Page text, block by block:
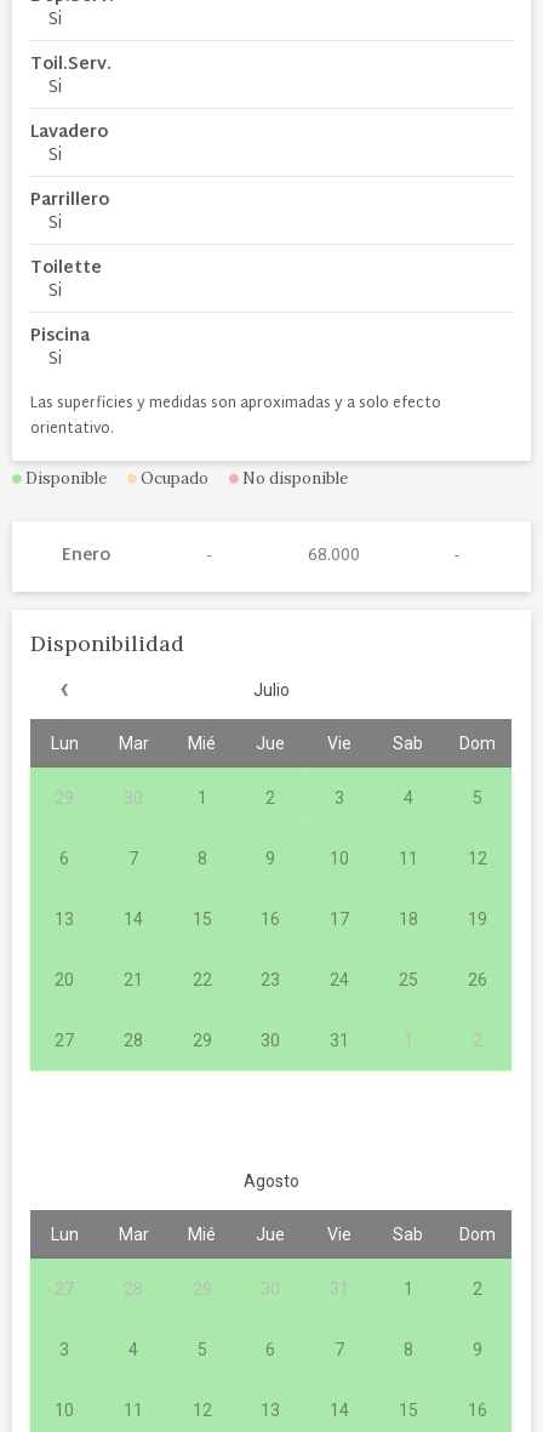
Si
Toil.Serv.
Si
Lavadero
Si
Parrillero
Si
Toilette
Si
Piscina
Si
Las superficies y medidas son aproximadas y a solo efecto
orientativo.
Disponible Ocupado No disponible
Enero 68.000
Disponibilidad
‹ Julio
Lun Mar Mié Jue Vie Sab Dom
29 30 1 2 3 4 5
6 7 8 9 10 11 12
13 14 15 16 17 18 19
20 21 22 23 24 25 26
27 28 29 30 31 1 2
Agosto
Lun Mar Mié Jue Vie Sab Dom
27 28 29 30 31 1 2
3 4 5 6 7 8 9
10 11 12 13 14 15 16